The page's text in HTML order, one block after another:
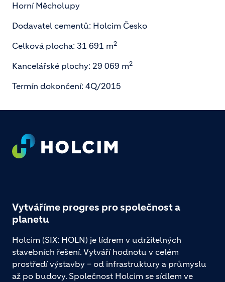
Horní Měcholupy
Dodavatel cementů: Holcim Česko
Celková plocha: 31 691 m2
Kancelářské plochy: 29 069 m2
Termín dokončení: 4Q/2015
Footer
Vytváříme progres pro společnost a
planetu
Holcim (SIX: HOLN) je lídrem v udržitelných
stavebních řešení. Vytváří hodnotu v celém
prostředí výstavby – od infrastruktury a průmyslu
až po budovy. Společnost Holcim se sídlem ve